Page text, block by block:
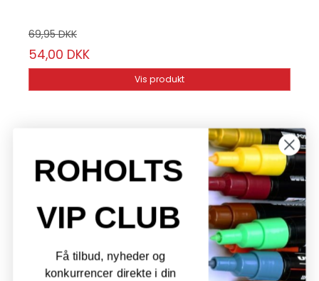
69,95 DKK
54,00 DKK
Vis produkt
ROHOLTS
VIP CLUB
Få tilbud, nyheder og
konkurrencer direkte i din